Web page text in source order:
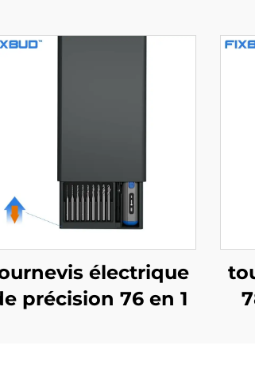
électrique
précision 76 en 1